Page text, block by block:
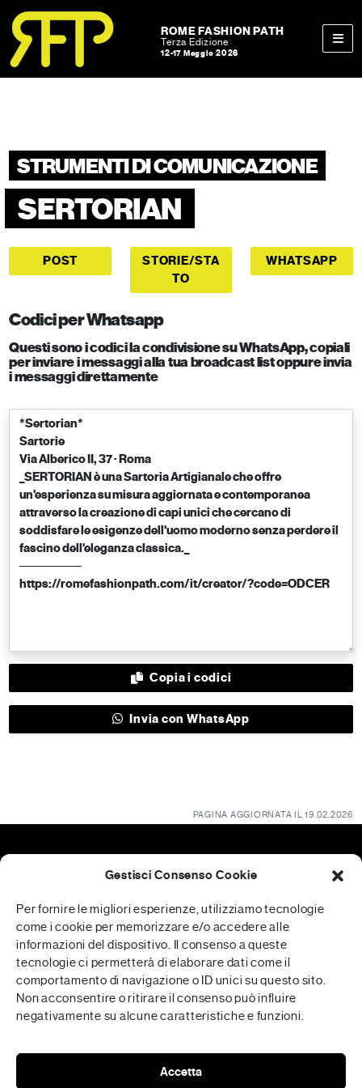
Gestisci Consenso Cookie
Per fornire le migliori esperienze, utilizziamo tecnologie
come i cookie per memorizzare e/o accedere alle
informazioni del dispositivo. Il consenso a queste
tecnologie ci permetterà di elaborare dati come il
comportamento di navigazione o ID unici su questo sito.
Non acconsentire o ritirare il consenso può influire
negativamente su alcune caratteristiche e funzioni.
Accetta
Skip to content
Skip to footer
ROME FASHION PATH
Terza Edizione
12-17 Maggio 2026
STRUMENTI DI COMUNICAZIONE
SERTORIAN
POST
STORIE/STA
TO
WHATSAPP
Codici per Whatsapp
Questi sono i codici la condivisione su WhatsApp, copiali
per inviare i messaggi alla tua broadcast list oppure invia
i messaggi direttamente
Copia i codici
Invia con WhatsApp
PAGINA AGGIORNATA IL 19.02.2026
Patrocini
RFP è realizzata in collaborazione con
Media Partner